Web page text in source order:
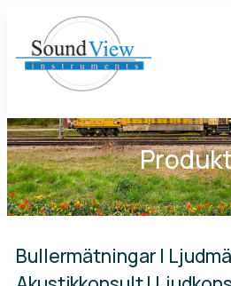
Bullermätningar |